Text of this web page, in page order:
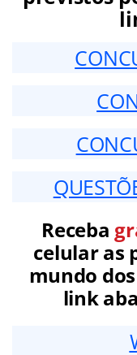
Receba
celular as
mundo
link